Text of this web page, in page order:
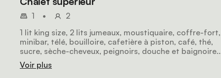
1 •
2
1 lit king size, 2 lits jumeaux, moustiquaire, coffre-fort,
minibar, télé, bouilloire, cafetière à piston, café, thé,
sucre, sèche-cheveux, peignoirs, douche et baignoire.
La chambre peut accueillir 2 adultes et 2 enfants de 0 à
12 ans.
Voir plus